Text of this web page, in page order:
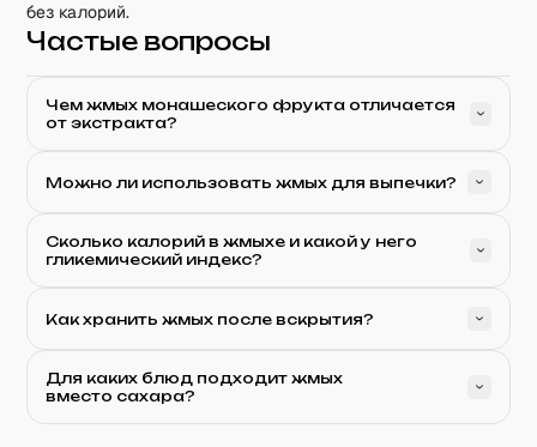
без калорий.
Частые вопросы
Чем жмых монашеского фрукта отличается
от экстракта?
Можно ли использовать жмых для выпечки?
Сколько калорий в жмыхе и какой у него
гликемический индекс?
Как хранить жмых после вскрытия?
Для каких блюд подходит жмых
вместо сахара?